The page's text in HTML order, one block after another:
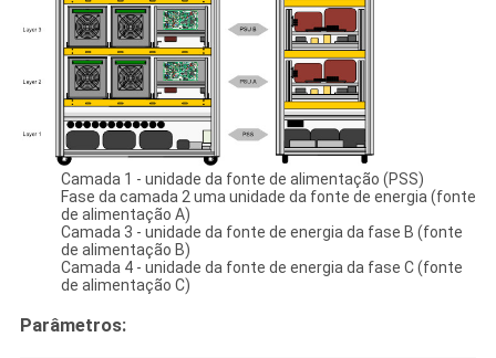
Camada 1 - unidade da fonte de alimentação (PSS)
Fase da camada 2 uma unidade da fonte de energia (fonte
de alimentação A)
Camada 3 - unidade da fonte de energia da fase B (fonte
de alimentação B)
Camada 4 - unidade da fonte de energia da fase C (fonte
de alimentação C)
Parâmetros: